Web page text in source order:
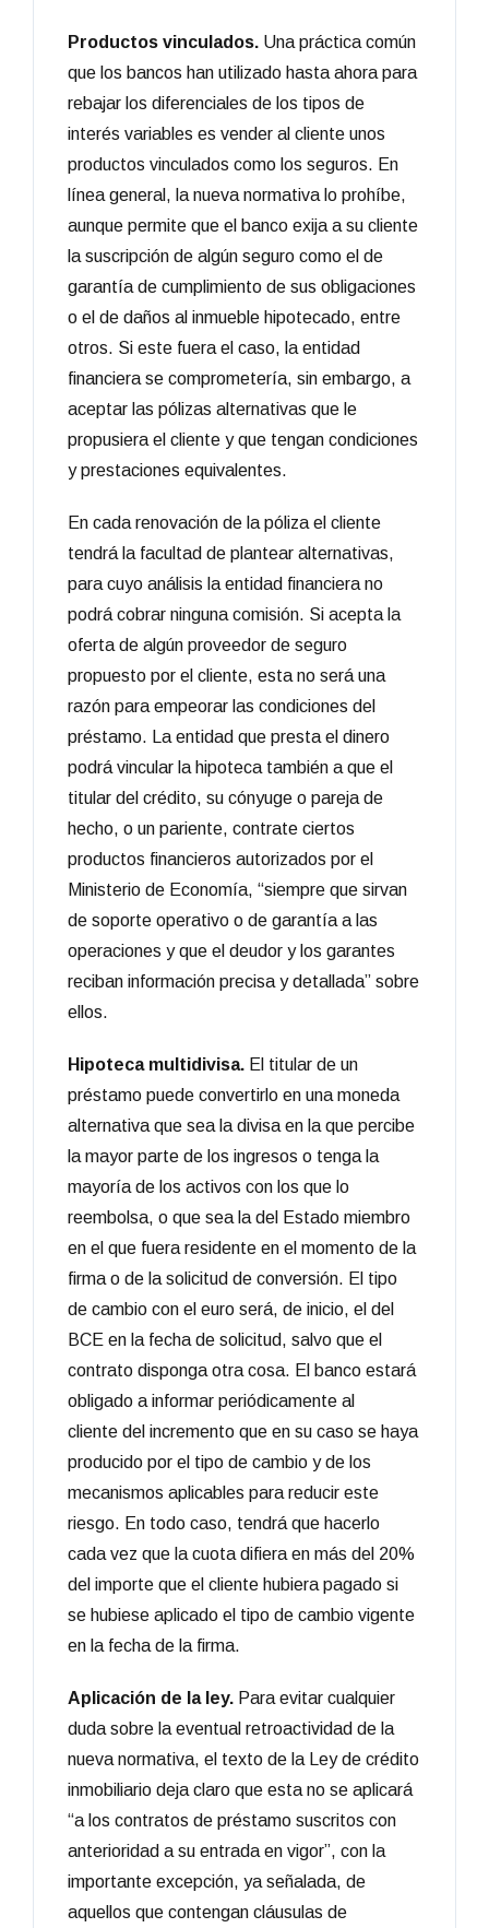
Productos vinculados. Una práctica común
que los bancos han utilizado hasta ahora para
rebajar los diferenciales de los tipos de
interés variables es vender al cliente unos
productos vinculados como los seguros. En
línea general, la nueva normativa lo prohíbe,
aunque permite que el banco exija a su cliente
la suscripción de algún seguro como el de
garantía de cumplimiento de sus obligaciones
o el de daños al inmueble hipotecado, entre
otros. Si este fuera el caso, la entidad
financiera se comprometería, sin embargo, a
aceptar las pólizas alternativas que le
propusiera el cliente y que tengan condiciones
y prestaciones equivalentes.
En cada renovación de la póliza el cliente
tendrá la facultad de plantear alternativas,
para cuyo análisis la entidad financiera no
podrá cobrar ninguna comisión. Si acepta la
oferta de algún proveedor de seguro
propuesto por el cliente, esta no será una
razón para empeorar las condiciones del
préstamo. La entidad que presta el dinero
podrá vincular la hipoteca también a que el
titular del crédito, su cónyuge o pareja de
hecho, o un pariente, contrate ciertos
productos financieros autorizados por el
Ministerio de Economía, “siempre que sirvan
de soporte operativo o de garantía a las
operaciones y que el deudor y los garantes
reciban información precisa y detallada” sobre
ellos.
Hipoteca multidivisa. El titular de un
préstamo puede convertirlo en una moneda
alternativa que sea la divisa en la que percibe
la mayor parte de los ingresos o tenga la
mayoría de los activos con los que lo
reembolsa, o que sea la del Estado miembro
en el que fuera residente en el momento de la
firma o de la solicitud de conversión. El tipo
de cambio con el euro será, de inicio, el del
BCE en la fecha de solicitud, salvo que el
contrato disponga otra cosa. El banco estará
obligado a informar periódicamente al
cliente del incremento que en su caso se haya
producido por el tipo de cambio y de los
mecanismos aplicables para reducir este
riesgo. En todo caso, tendrá que hacerlo
cada vez que la cuota difiera en más del 20%
del importe que el cliente hubiera pagado si
se hubiese aplicado el tipo de cambio vigente
en la fecha de la firma.
Aplicación de la ley. Para evitar cualquier
duda sobre la eventual retroactividad de la
nueva normativa, el texto de la Ley de crédito
inmobiliario deja claro que esta no se aplicará
“a los contratos de préstamo suscritos con
anterioridad a su entrada en vigor”, con la
importante excepción, ya señalada, de
aquellos que contengan cláusulas de